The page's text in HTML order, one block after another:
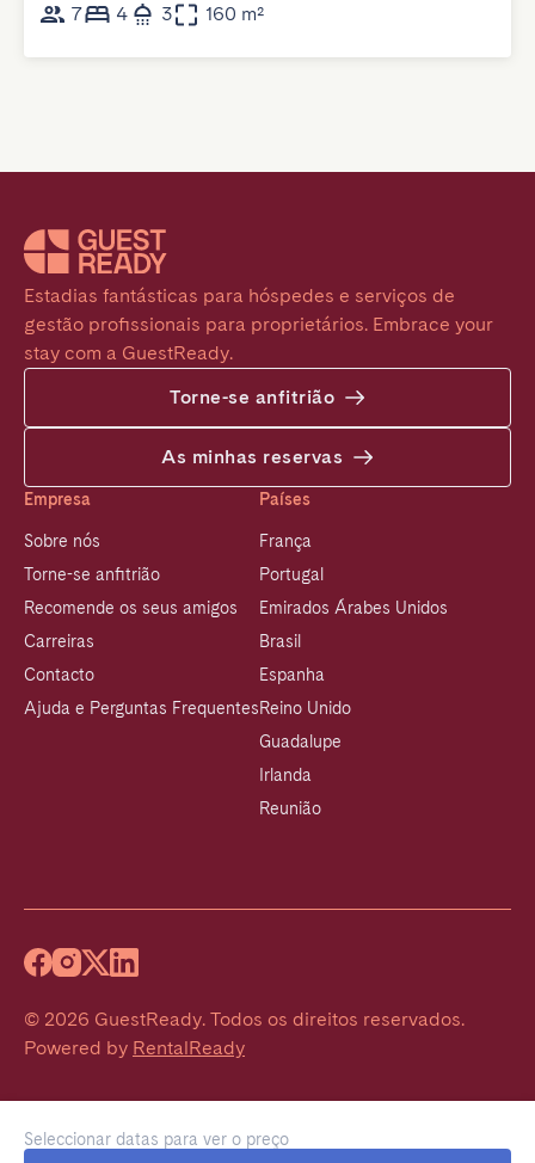
Seleccionar datas para ver o preço
7
4 3 160 m²
Estadias fantásticas para hóspedes e serviços de
gestão profissionais para proprietários. Embrace your
stay com a GuestReady.
Torne-se anfitrião
As minhas reservas
Empresa
Sobre nós
Torne-se anfitrião
Recomende os seus amigos
Carreiras
Contacto
Ajuda e Perguntas Frequentes
Países
França
Portugal
Emirados Árabes Unidos
Brasil
Espanha
Reino Unido
Guadalupe
Irlanda
Reunião
© 2026 GuestReady. Todos os direitos reservados.
Powered by RentalReady